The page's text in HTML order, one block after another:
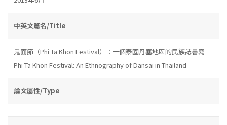
中英文篇名/Title
鬼面節（Phi Ta Khon Festival）：一個泰國丹塞地區的民族誌書寫
Phi Ta Khon Festival: An Ethnography of Dansai in Thailand
論文屬性/Type